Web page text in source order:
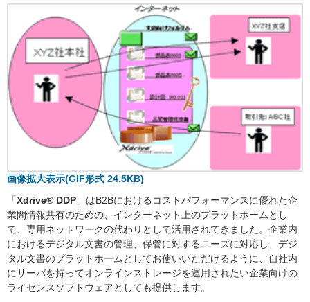
画像拡大表示(GIF形式 24.5KB)
「Xdrive® DDP 」はB2Bにおけるコストパフォーマンスに優れた企
業間情報共有のための、インターネット上のプラットホームとし
て、専用ネットワークの代わりとして活用されてきました。企業内
におけるデジタル文書の管理、保管に対するニーズに対応し、デジ
タル文書のプラットホームとしてお使いいただけるように、自社内
にサーバを持ってオンラインストレージを運用されたい企業向けの
ライセンスソフトウェアとしても提供します。